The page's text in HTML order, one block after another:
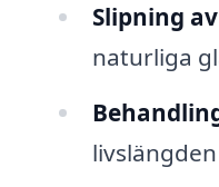
Slipning
naturliga